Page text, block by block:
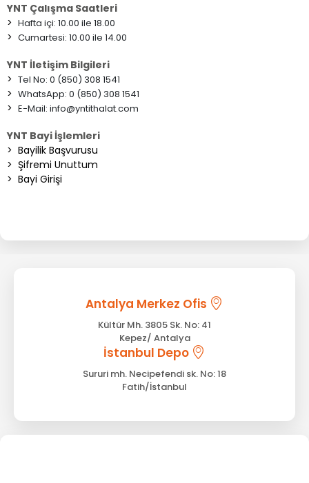
YNT Çalışma Saatleri
> Hafta içi: 10.00 ile 18.00
> Cumartesi: 10.00 ile 14.00
YNT İletişim Bilgileri
> Tel No: 0 (850) 308 1541
> WhatsApp: 0 (850) 308 1541
> E-Mail: info@yntithalat.com
YNT Bayi İşlemleri
> Bayilik Başvurusu
> Şifremi Unuttum
> Bayi Girişi
Antalya Merkez Ofis
Kültür Mh. 3805 Sk. No: 41
Kepez/ Antalya
İstanbul Depo
Sururi mh. Necipefendi sk. No: 18
Fatih/İstanbul